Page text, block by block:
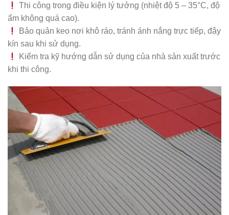
Thi công trong điều kiện lý tưởng (nhiệt độ 5 – 35°C, độ
ẩm không quá cao).
Bảo quản keo nơi khô ráo, tránh ánh nắng trực tiếp, đậy
kín sau khi sử dụng.
Kiểm tra kỹ hướng dẫn sử dụng của nhà sản xuất trước
khi thi công.